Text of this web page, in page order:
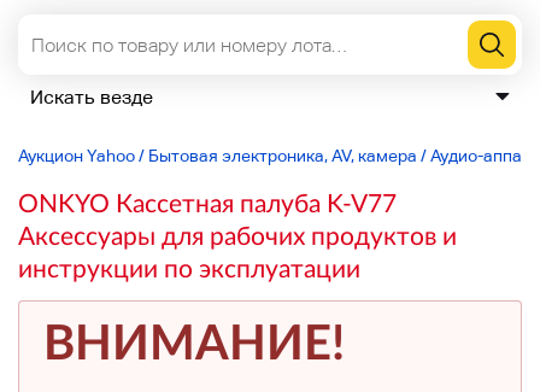
Аукцион Yahoo/ Бытовая электроника, AV, камера /Аудио-
ONKYO Кассетная палуба K-V77
Аксессуары для рабочих продуктов и
инструкции по эксплуатации
ВНИМАНИЕ!